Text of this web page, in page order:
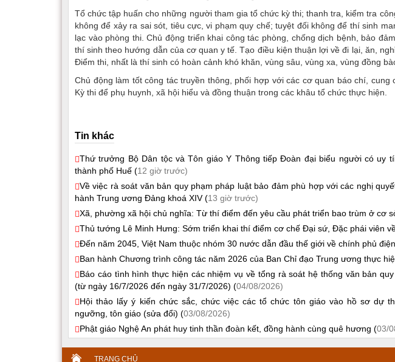
Tổ chức tập huấn cho những người tham gia tổ chức kỳ thi; thanh tra, kiểm tra
không để xảy ra sai sót, tiêu cực, vi phạm quy chế; tuyệt đối không để thí sinh
lạc vào phòng thi. Chủ động triển khai công tác phòng, chống dịch bệnh, bảo
thí sinh theo hướng dẫn của cơ quan y tế. Tạo điều kiện thuận lợi về đi lại, ăn,
Điểm thi, nhất là thí sinh có hoàn cảnh khó khăn, vùng sâu, vùng xa, vùng đồng
Chủ động làm tốt công tác truyền thông, phối hợp với các cơ quan báo chí, cung
Kỳ thi để phụ huynh, xã hội hiểu và đồng thuận trong các khâu tổ chức thực hiện.
Tin khác
Thứ trưởng Bộ Dân tộc và Tôn giáo Y Thông tiếp Đoàn đại biểu người có uy
thành phố Huế (12 giờ trước)
Về việc rà soát văn bản quy phạm pháp luật bảo đảm phù hợp với các nghị
hành Trung ương Đảng khoá XIV (13 giờ trước)
Xã, phường xã hội chủ nghĩa: Từ thí điểm đến yêu cầu phát triển bao trùm ở cơ
Thủ tướng Lê Minh Hưng: Sớm triển khai thí điểm cơ chế Đại sứ, Đặc phái viên
Đến năm 2045, Việt Nam thuộc nhóm 30 nước dẫn đầu thế giới về chính phủ
Ban hành Chương trình công tác năm 2026 của Ban Chỉ đạo Trung ương thực
Báo cáo tình hình thực hiện các nhiệm vụ về tổng rà soát hệ thống văn bản
(từ ngày 16/7/2026 đến ngày 31/7/2026) (04/08/2026)
Hội thảo lấy ý kiến chức sắc, chức việc các tổ chức tôn giáo vào hồ sơ dự
ngưỡng, tôn giáo (sửa đổi) (03/08/2026)
Phật giáo Nghệ An phát huy tinh thần đoàn kết, đồng hành cùng quê hương (03/
TRANG CHỦ